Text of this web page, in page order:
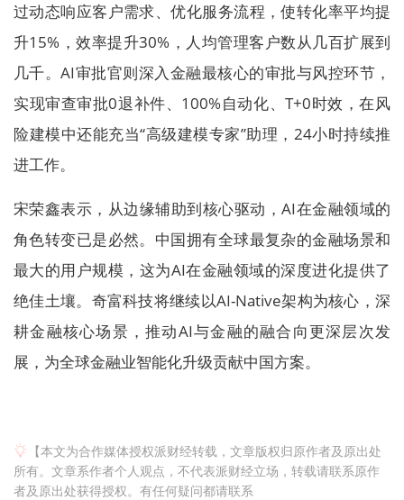
过动态响应客户需求、优化服务流程，使转化率平均提
升15%，效率提升30%，人均管理客户数从几百扩展到
几千。AI审批官则深入金融最核心的审批与风控环节，
实现审查审批0退补件、100%自动化、T+0时效，在风
险建模中还能充当“高级建模专家”助理，24小时持续推
进工作。
宋荣鑫表示，从边缘辅助到核心驱动，AI在金融领域的
角色转变已是必然。中国拥有全球最复杂的金融场景和
最大的用户规模，这为AI在金融领域的深度进化提供了
绝佳土壤。奇富科技将继续以AI-Native架构为核心，深
耕金融核心场景，推动AI与金融的融合向更深层次发
展，为全球金融业智能化升级贡献中国方案。
【本文为合作媒体授权派财经转载，文章版权归原作者及原出处
所有。文章系作者个人观点，不代表派财经立场，转载请联系原作
者及原出处获得授权。有任何疑问都请联系